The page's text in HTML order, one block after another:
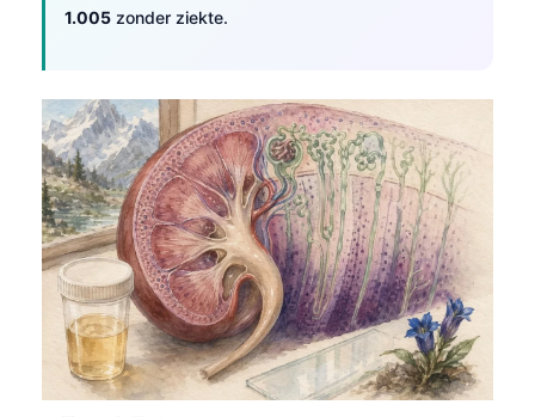
1.005 zonder ziekte.